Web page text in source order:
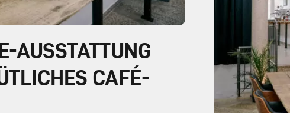
AUSSTATTUNG
CAFÉ-